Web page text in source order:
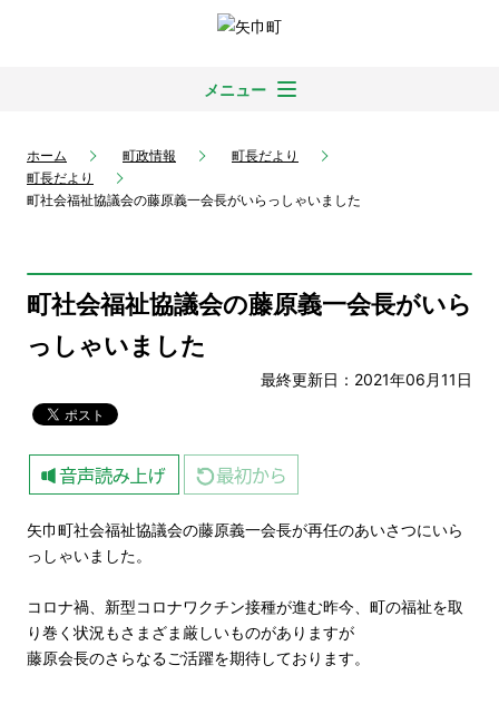
メニュー
ホーム 町政情報
町長だより
町長だより
町社会福祉協議会の藤原義一会長がいらっしゃいました
町社会福祉協議会の藤原義一会長がいら
っしゃいました
最終更新日：2021年06月11日
矢巾町社会福祉協議会の藤原義一会長が再任のあいさつにいら
っしゃいました。
コロナ禍、新型コロナワクチン接種が進む昨今、町の福祉を取
り巻く状況もさまざま厳しいものがありますが
藤原会長のさらなるご活躍を期待しております。